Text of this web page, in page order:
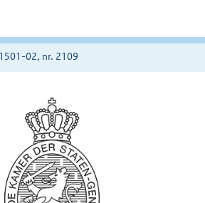
02, nr. 2109